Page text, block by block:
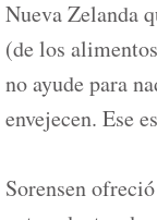
Nueva Zelanda
(de los
no ayude para
envejecen. Ese
Sorensen